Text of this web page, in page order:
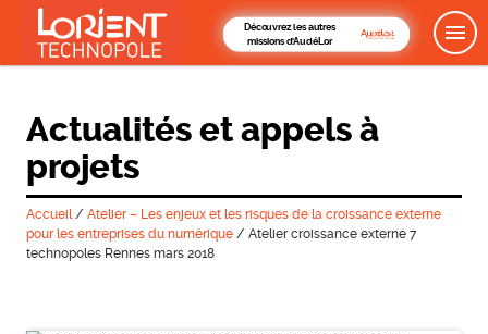
Découvrez les autres
missions d'AudéLor
Actualités et appels à
projets
Accueil/ Atelier – Les enjeux et les risques de la croissance externe
pour les entreprises du numérique/ Atelier croissance externe 7
technopoles Rennes mars 2018